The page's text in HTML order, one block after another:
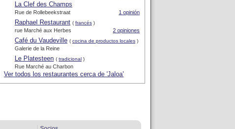
La Clef des Champs
1 opinión
Rue de Rollebeekstraat
Raphael Restaurant ( francés )
2 opiniones
rue Marché aux Herbes
Café du Vaudeville ( cocina de productos locales )
Galerie de la Reine
Le Platesteen ( tradicional )
Rue Marché au Charbon
Ver todos los restaurantes cerca de 'Jaloa'